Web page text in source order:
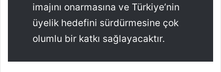
imajını onarmasına ve Türkiye’nin
üyelik hedefini sürdürmesine çok
olumlu bir katkı sağlayacaktır.